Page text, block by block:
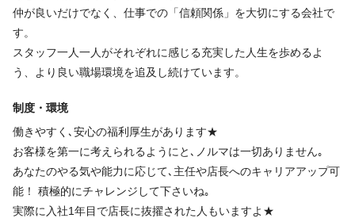
福利厚生
インセンティブあり
制服あり
・支給条件
全スタッフ支給
福利厚生の詳細
仲が良いだけでなく、仕事での「信頼関係」を大切にする会社で
す。
スタッフ一人一人がそれぞれに感じる充実した人生を歩めるよ
う、より良い職場環境を追及し続けています。
制度・環境
働きやすく､安心の福利厚生があります★
お客様を第一に考えられるようにと､ノルマは一切ありません｡
あなたのやる気や能力に応じて､主任や店長へのキャリアアップ可
能！ 積極的にチャレンジして下さいね｡
実際に入社1年目で店長に抜擢された人もいますよ★